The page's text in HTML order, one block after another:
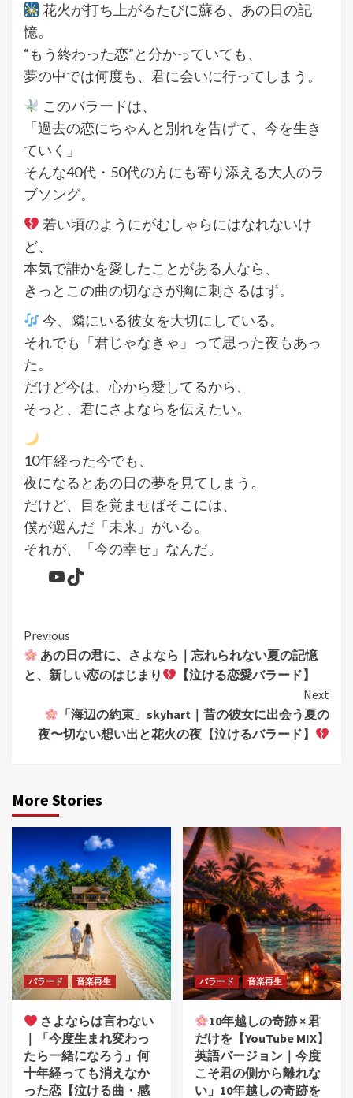
花火が打ち上がるたびに蘇る、あの日の記
憶。
“もう終わった恋”と分かっていても、
夢の中では何度も、君に会いに行ってしまう。
このバラードは、
「過去の恋にちゃんと別れを告げて、今を生き
ていく」
そんな40代・50代の方にも寄り添える大人のラ
ブソング。
若い頃のようにがむしゃらにはなれないけ
ど、
本気で誰かを愛したことがある人なら、
きっとこの曲の切なさが胸に刺さるはず。
今、隣にいる彼女を大切にしている。
それでも「君じゃなきゃ」って思った夜もあっ
た。
だけど今は、心から愛してるから、
そっと、君にさよならを伝えたい。
10年経った今でも、
夜になるとあの日の夢を見てしまう。
だけど、目を覚ませばそこには、
僕が選んだ「未来」がいる。
それが、「今の幸せ」なんだ。
YouTube
TikTok
Continue
Reading
Previous
あの日の君に、さよなら｜忘れられない夏の記憶
と、新しい恋のはじまり
【泣ける恋愛バラード】
Next
「海辺の約束」skyhart｜昔の彼女に出会う夏の
夜〜切ない想い出と花火の夜【泣けるバラード】
More Stories
バラード 音楽再生
さよならは言わない
｜「今度生まれ変わっ
たら一緒になろう」何
十年経っても消えなか
った恋【泣ける曲・感
バラード 音楽再生
10年越しの奇跡 × 君
だけを【YouTube MIX】
英語バージョン｜今度
こそ君の側から離れな
い」10年越しの奇跡を